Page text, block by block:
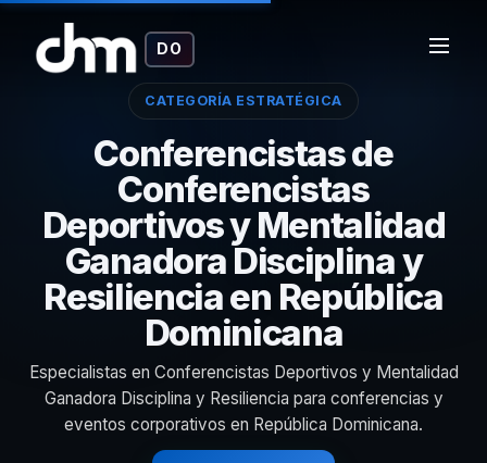
DO
CATEGORÍA ESTRATÉGICA
Conferencistas de
Conferencistas
Deportivos y Mentalidad
Ganadora Disciplina y
Resiliencia en República
Dominicana
Especialistas en Conferencistas Deportivos y Mentalidad
Ganadora Disciplina y Resiliencia para conferencias y
eventos corporativos en República Dominicana.